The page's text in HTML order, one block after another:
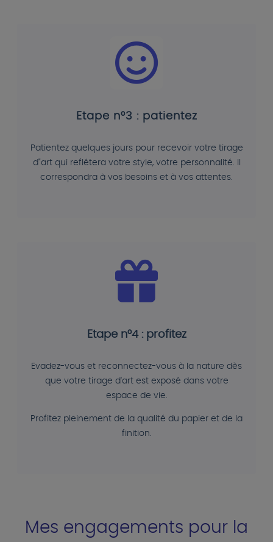
Etape n°3 : patientez
Patientez quelques jours pour recevoir votre tirage
d"art qui reflétera votre style, votre personnalité. Il
correspondra à vos besoins et à vos attentes.
Etape n°4 : profitez
Evadez-vous et reconnectez-vous à la nature dès
que votre tirage d'art est exposé dans votre
espace de vie.
Profitez pleinement de la qualité du papier et de la
finition.
Mes engagements pour la